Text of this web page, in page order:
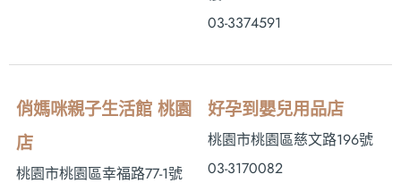
03-3374591
俏媽咪親子生活館 桃園
店
桃園市桃園區幸福路77-1號
好孕到嬰兒用品店
桃園市桃園區慈文路196號
03-3170082